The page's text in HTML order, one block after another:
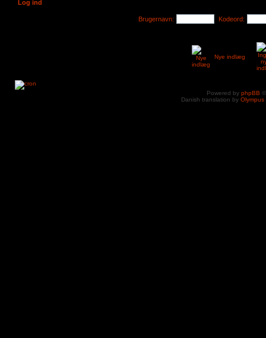
Log ind
Brugernavn: Kodeord:
Nye indlæg
Powered by phpBB
Danish translation by Olympus